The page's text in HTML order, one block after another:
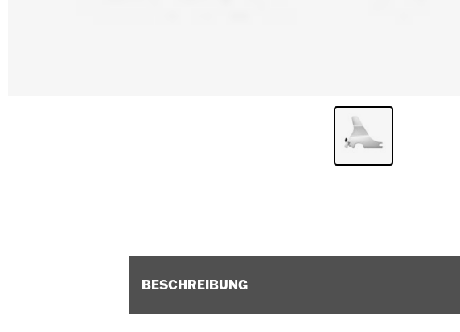
BESCHREIBUNG